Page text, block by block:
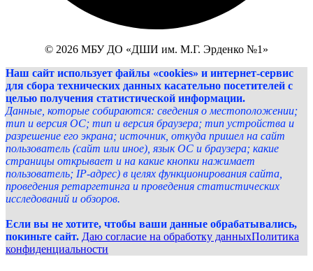
© 2026 МБУ ДО «ДШИ им. М.Г. Эрденко №1»
Наш сайт использует файлы «cookies» и интернет-сервис
для сбора технических данных касательно посетителей с
целью получения статистической информации.
Данные, которые собираются: сведения о местоположении;
тип и версия ОС; тип и версия браузера; тип устройства и
разрешение его экрана; источник, откуда пришел на сайт
пользователь (сайт или иное), язык ОС и браузера; какие
страницы открывает и на какие кнопки нажимает
пользователь; IP-адрес) в целях функционирования сайта,
проведения ретаргетинга и проведения статистических
исследований и обзоров.
Если вы не хотите, чтобы ваши данные обрабатывались,
покиньте сайт. Даю согласие на обработку данныхПолитика
конфиденциальности